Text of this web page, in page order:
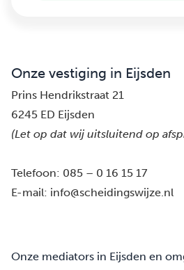
Onze vestiging in Eijsden
Prins Hendrikstraat 21
6245 ED Eijsden
(Let op dat wij uitsluitend op
Telefoon: 085 – 0 16 15 17
E-mail: info@scheidingswijze.nl
Onze mediators in Eijsden en